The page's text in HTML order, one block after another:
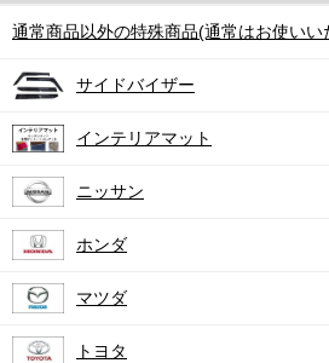
通常商品以外の特殊商品(通常はお使いい
サイドバイザー
インテリアマット
ニッサン
ホンダ
マツダ
トヨタ